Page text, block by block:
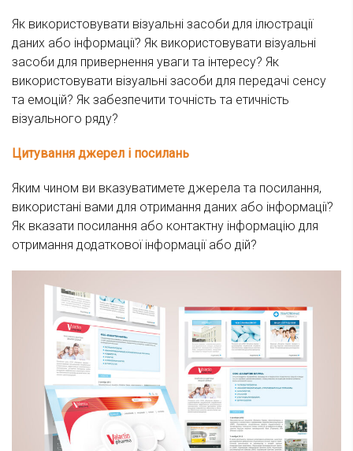
Як використовувати візуальні засоби для ілюстрації
даних або інформації? Як використовувати візуальні
засоби для привернення уваги та інтересу? Як
використовувати візуальні засоби для передачі сенсу
та емоцій? Як забезпечити точність та етичність
візуального ряду?
Цитування джерел і посилань
Яким чином ви вказуватимете джерела та посилання,
використані вами для отримання даних або інформації?
Як вказати посилання або контактну інформацію для
отримання додаткової інформації або дій?